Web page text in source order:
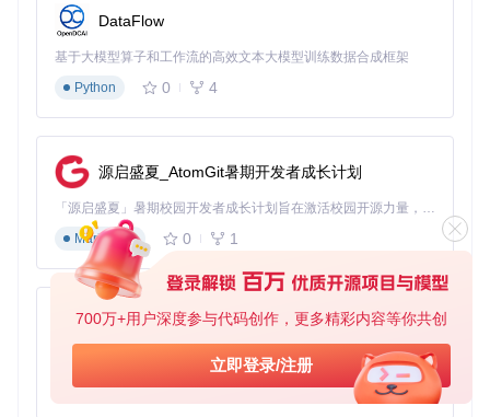
700万+用户深度参与代码创作，更多精彩内容等你共创
立即登录/注册
DataFlow
基于大模型算子和工作流的高效文本大模型训练数据合成框架
Python
0 4
源启盛夏_AtomGit暑期开发者成长计划
「源启盛夏」暑期校园开发者成长计划旨在激活校园开源力量，通过积分激励、认证扶持、资源倾斜等形式，引导高校组织和开发者完成「入驻 — 建项目 — 做贡献 — 获认证 — 得资源」的完整闭环。无论你是想带领社团入驻平台的组织者，还是希望用代码贡献证明自己的开发者，都能在这里找到属于你的成长路径。
Markdown
0 1
py-xiaozhi
基于Python的Xiaozhi AI，适用于想要完整Xiaozhi体验而无需拥有专用硬件的用户。
Python
0 1